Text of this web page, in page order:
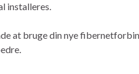
installeres.
at bruge din nye